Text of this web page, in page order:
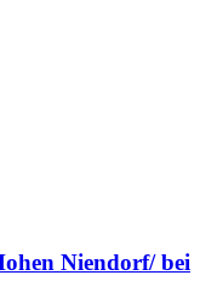
Niendorf/ bei